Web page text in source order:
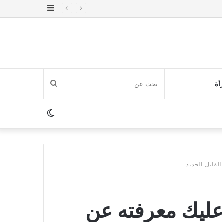
إضافة
بحث
عنالوضع
المظلم
الجديد
معرفته عن